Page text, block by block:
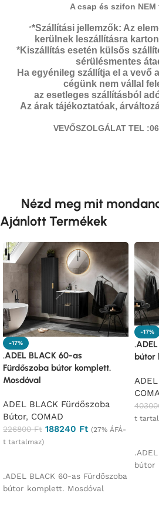
A csap és szifon NEM
**Szállítási jellemzők: Az
kerülnek leszállításra
*Kiszállítás esetén külsős
sérülésmentes
Ha egyénileg szállítja el a vevő
cégünk nem vállal
az esetleges szállításból
Az árak tájékoztatóak,
VEVŐSZOLGÁLAT TEL
Nézd meg mit
Ajánlott Termékek
-17%
.ADEL BLACK 60-as
Fürdőszoba bútor komplett.
Mosdóval
ADEL BLACK Fürdőszoba
Bútor, COMAD
226800Ft 188240 Ft (27% ÁFÁ-
t tartalmaz)
.ADEL BLACK 60-as Fürdőszoba
bútor komplett. Mosdóval
-17%
bútor
t
bútor